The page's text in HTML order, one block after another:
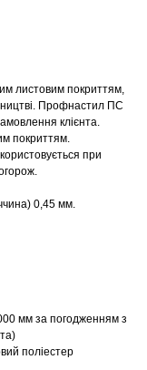
листовим покриттям,
Профнастил ПС
клієнта.
покриттям.
при
0,45 мм.
мм за погодженням з
поліестер